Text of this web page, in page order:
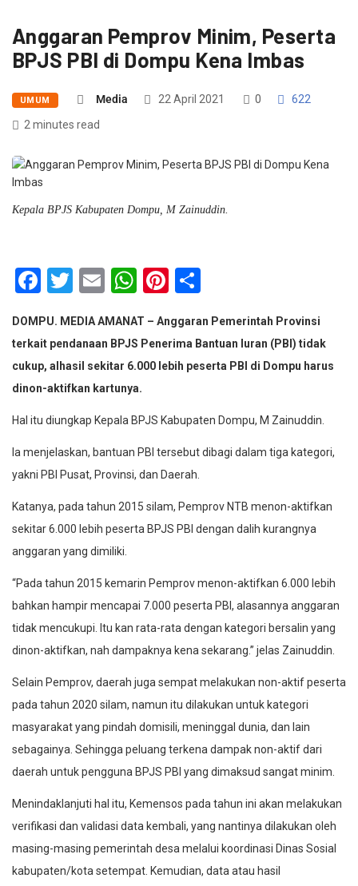
Anggaran Pemprov Minim, Peserta
BPJS PBI di Dompu Kena Imbas
UMUM Media 22 April 2021 0
622
2 minutes read
Kepala BPJS Kabupaten Dompu, M Zainuddin.
Facebook
Twitter
EmailWhatsApp
Pinterest
DOMPU. MEDIA AMANAT – Anggaran Pemerintah Provinsi
terkait pendanaan BPJS Penerima Bantuan Iuran (PBI) tidak
cukup, alhasil sekitar 6.000 lebih peserta PBI di Dompu harus
dinon-aktifkan kartunya.
Hal itu diungkap Kepala BPJS Kabupaten Dompu, M Zainuddin.
Ia menjelaskan, bantuan PBI tersebut dibagi dalam tiga kategori,
yakni PBI Pusat, Provinsi, dan Daerah.
Katanya, pada tahun 2015 silam, Pemprov NTB menon-aktifkan
sekitar 6.000 lebih peserta BPJS PBI dengan dalih kurangnya
anggaran yang dimiliki.
“Pada tahun 2015 kemarin Pemprov menon-aktifkan 6.000 lebih
bahkan hampir mencapai 7.000 peserta PBI, alasannya anggaran
tidak mencukupi. Itu kan rata-rata dengan kategori bersalin yang
dinon-aktifkan, nah dampaknya kena sekarang.” jelas Zainuddin.
Selain Pemprov, daerah juga sempat melakukan non-aktif peserta
pada tahun 2020 silam, namun itu dilakukan untuk kategori
masyarakat yang pindah domisili, meninggal dunia, dan lain
sebagainya. Sehingga peluang terkena dampak non-aktif dari
daerah untuk pengguna BPJS PBI yang dimaksud sangat minim.
Menindaklanjuti hal itu, Kemensos pada tahun ini akan melakukan
verifikasi dan validasi data kembali, yang nantinya dilakukan oleh
masing-masing pemerintah desa melalui koordinasi Dinas Sosial
kabupaten/kota setempat. Kemudian, data atau hasil